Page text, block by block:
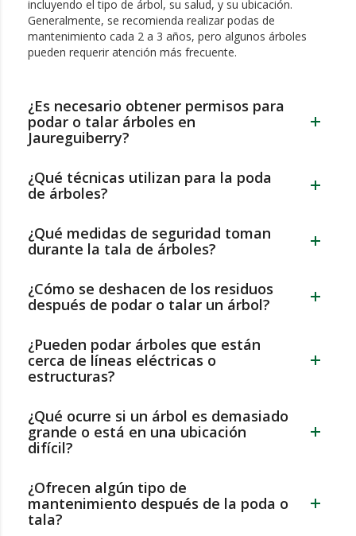
incluyendo el tipo de árbol, su salud, y su ubicación.
Generalmente, se recomienda realizar podas de
mantenimiento cada 2 a 3 años, pero algunos árboles
pueden requerir atención más frecuente.
¿Es necesario obtener permisos para
podar o talar árboles en
Jaureguiberry?
¿Qué técnicas utilizan para la poda
de árboles?
¿Qué medidas de seguridad toman
durante la tala de árboles?
¿Cómo se deshacen de los residuos
después de podar o talar un árbol?
¿Pueden podar árboles que están
cerca de líneas eléctricas o
estructuras?
¿Qué ocurre si un árbol es demasiado
grande o está en una ubicación
difícil?
¿Ofrecen algún tipo de
mantenimiento después de la poda o
tala?